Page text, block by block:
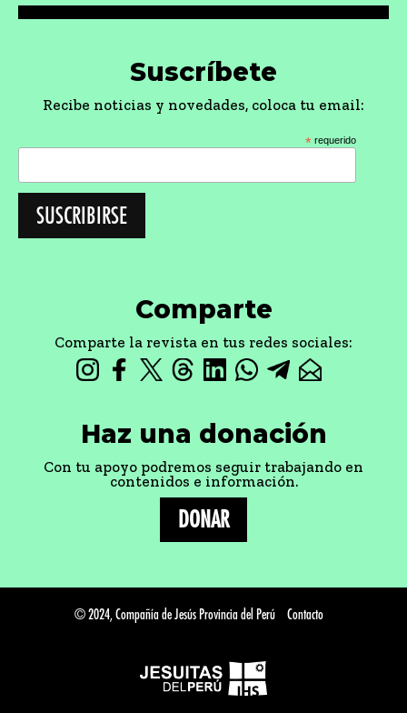
Suscríbete
Recibe noticias y novedades, coloca tu email:
* requerido
Comparte
Comparte la revista en tus redes sociales:
Haz una donación
Con tu apoyo podremos seguir trabajando en
contenidos e información.
DONAR
© 2024, Compañía de Jesús Provincia del Perú Contacto